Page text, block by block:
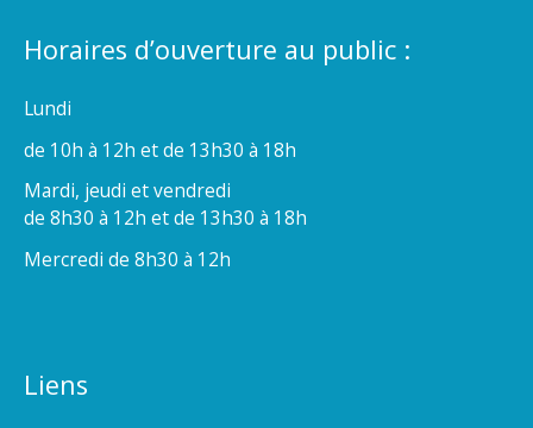
Horaires d’ouverture au public :
Lundi
de 10h à 12h et de 13h30 à 18h
Mardi, jeudi et vendredi
de 8h30 à 12h et de 13h30 à 18h
Mercredi de 8h30 à 12h
Liens